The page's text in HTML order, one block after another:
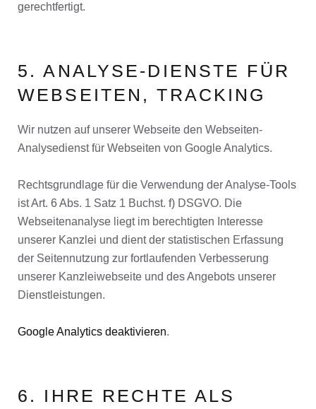
gerechtfertigt.
5. ANALYSE-DIENSTE FÜR
WEBSEITEN, TRACKING
Wir nutzen auf unserer Webseite den Webseiten-
Analysedienst für Webseiten von Google Analytics.
Rechtsgrundlage für die Verwendung der Analyse-Tools
ist Art. 6 Abs. 1 Satz 1 Buchst. f) DSGVO. Die
Webseitenanalyse liegt im berechtigten Interesse
unserer Kanzlei und dient der statistischen Erfassung
der Seitennutzung zur fortlaufenden Verbesserung
unserer Kanzleiwebseite und des Angebots unserer
Dienstleistungen.
Google Analytics deaktivieren.
6. IHRE RECHTE ALS